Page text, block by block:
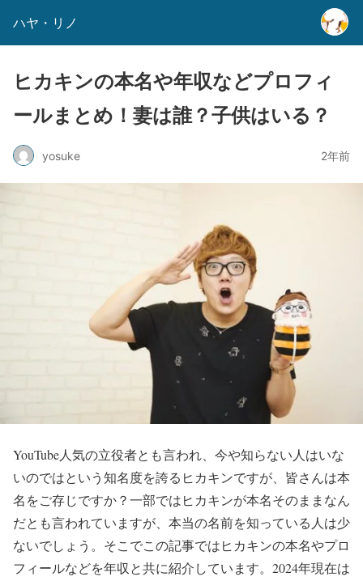
ハヤ・リノ
ヒカキンの本名や年収などプロフィ
ールまとめ！妻は誰？子供はいる？
yosuke 2年前
YouTube人気の立役者とも言われ、今や知らない人はいな
いのではという知名度を誇るヒカキンですが、皆さんは本
名をご存じですか？一部ではヒカキンが本名そのままなん
だとも言われていますが、本当の名前を知っている人は少
ないでしょう。そこでこの記事ではヒカキンの本名やプロ
フィールなどを年収と共に紹介しています。2024年現在は